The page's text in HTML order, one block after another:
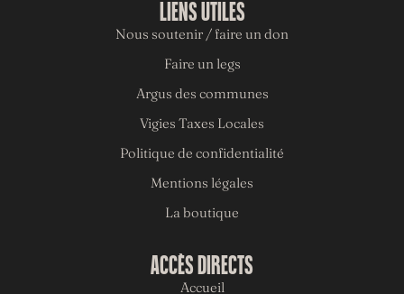
ACCÈS DIRECTS
Accueil
LIENS UTILES
Nous soutenir / faire un don
Faire un legs
Argus des communes
Vigies Taxes Locales
Politique de confidentialité
Mentions légales
La boutique